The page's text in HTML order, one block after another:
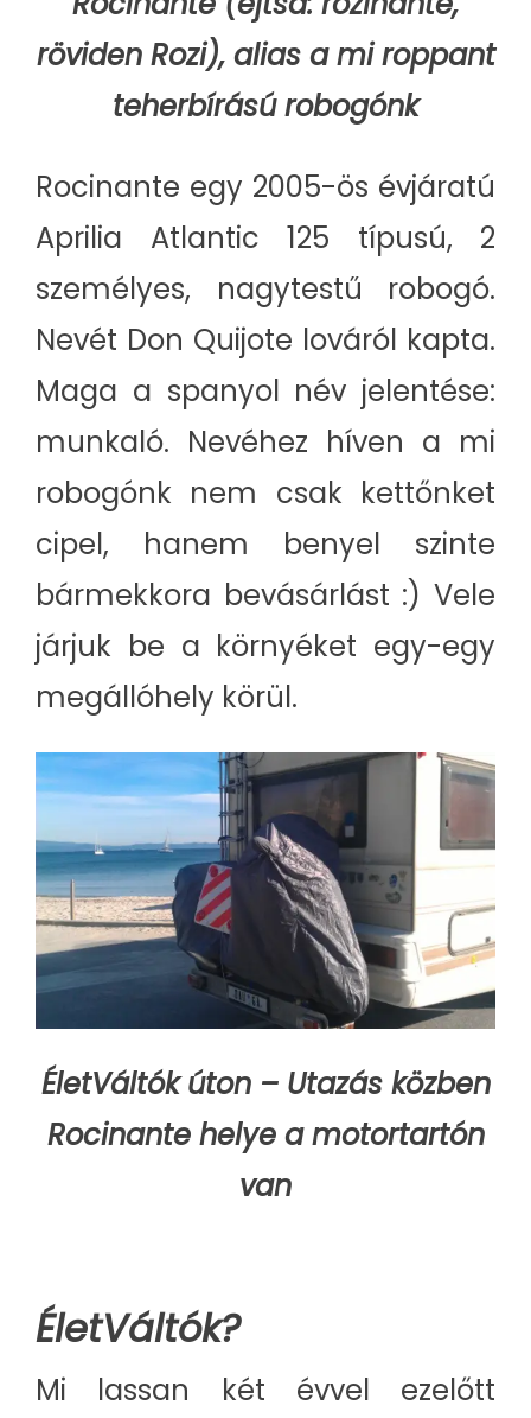
röviden Rozi), alias a mi roppant
teherbírású robogónk
Rocinante egy 2005-ös évjáratú
Aprilia Atlantic 125 típusú, 2
személyes, nagytestű robogó.
Nevét Don Quijote lováról kapta.
Maga a spanyol név jelentése:
munkaló. Nevéhez híven a mi
robogónk nem csak kettőnket
cipel, hanem benyel szinte
bármekkora bevásárlást :) Vele
járjuk be a környéket egy-egy
megállóhely körül.
ÉletVáltók úton – Utazás közben
Rocinante helye a motortartón
van
ÉletVáltók?
Mi lassan két évvel ezelőtt